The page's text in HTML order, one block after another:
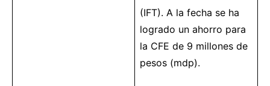
(IFT). A la fecha se ha
logrado un ahorro para
la CFE de 9 millones de
pesos (mdp).